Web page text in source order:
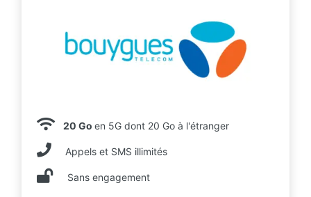
20 Go en 5G dont 20 Go à l'étranger
Appels et SMS illimités
Sans engagement